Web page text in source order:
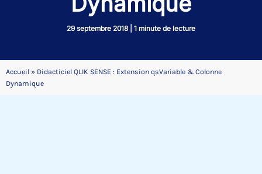
29 septembre 2018 1 minute de lecture
Accueil » Didacticiel QLIK SENSE : Extension qsVariable & Colonne
Dynamique